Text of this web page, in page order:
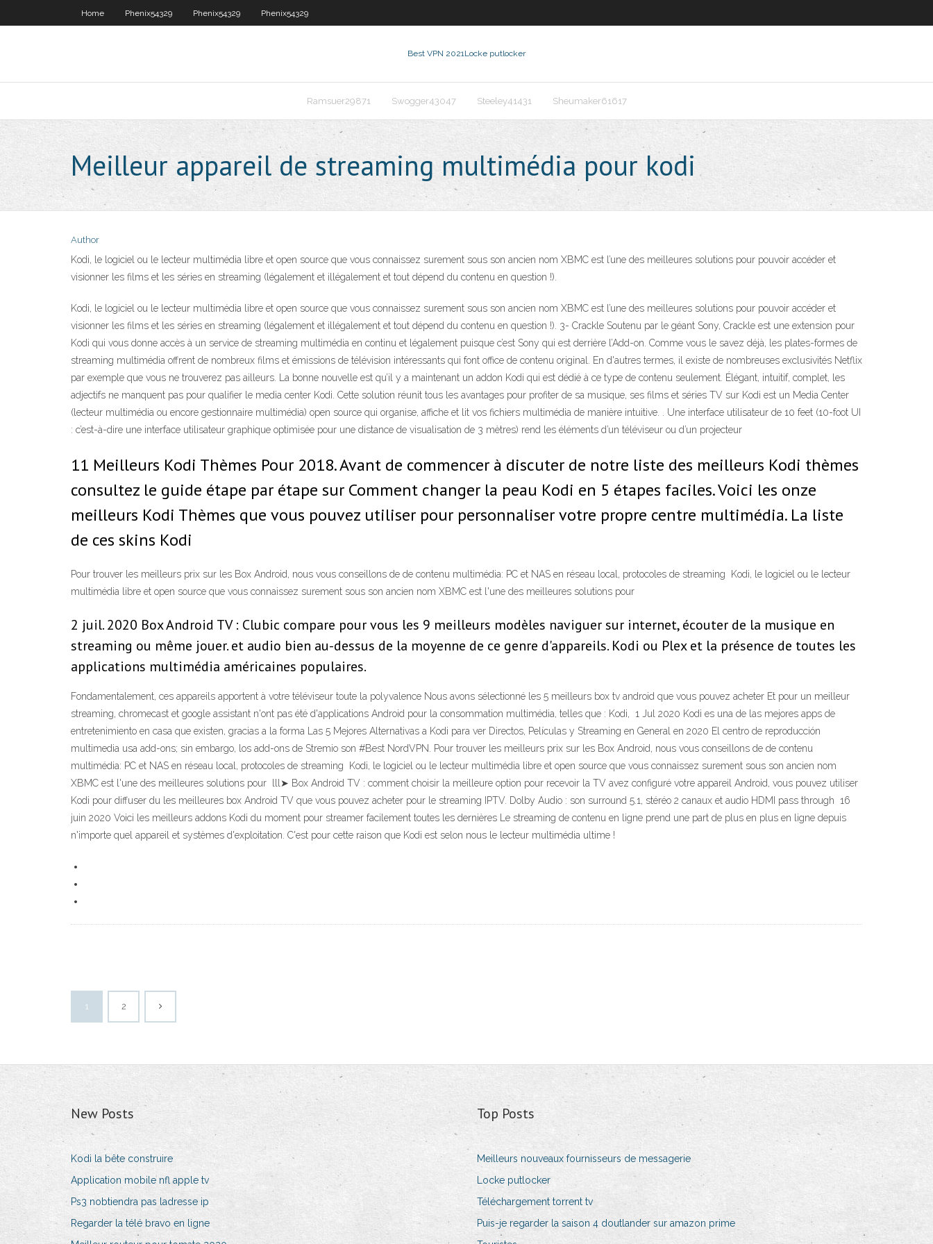
Home Phenix54329 Phenix54329 Phenix54329
Best VPN 2021Locke putlocker
Ramsuer29871 Swogger43047 Steeley41431 Sheumaker61617
Meilleur appareil de streaming multimédia pour kodi
Author
Kodi, le logiciel ou le lecteur multimédia libre et open source que vous connaissez surement sous son ancien nom XBMC est l’une des meilleures solutions pour pouvoir accéder et
visionner les films et les séries en streaming (légalement et illégalement et tout dépend du contenu en question !).
Kodi, le logiciel ou le lecteur multimédia libre et open source que vous connaissez surement sous son ancien nom XBMC est l’une des meilleures solutions pour pouvoir accéder et
visionner les films et les séries en streaming (légalement et illégalement et tout dépend du contenu en question !). 3- Crackle Soutenu par le géant Sony, Crackle est une extension pour
Kodi qui vous donne accès à un service de streaming multimédia en continu et légalement puisque c’est Sony qui est derrière l’Add-on. Comme vous le savez déjà, les plates-formes de
streaming multimédia offrent de nombreux films et émissions de télévision intéressants qui font office de contenu original. En d'autres termes, il existe de nombreuses exclusivités Netflix
par exemple que vous ne trouverez pas ailleurs. La bonne nouvelle est qu’il y a maintenant un addon Kodi qui est dédié à ce type de contenu seulement. Élégant, intuitif, complet, les
adjectifs ne manquent pas pour qualifier le media center Kodi. Cette solution réunit tous les avantages pour profiter de sa musique, ses films et séries TV sur Kodi est un Media Center
(lecteur multimédia ou encore gestionnaire multimédia) open source qui organise, affiche et lit vos fichiers multimédia de manière intuitive. . Une interface utilisateur de 10 feet (10-foot UI
: c’est-à-dire une interface utilisateur graphique optimisée pour une distance de visualisation de 3 mètres) rend les éléments d’un téléviseur ou d’un projecteur
11 Meilleurs Kodi Thèmes Pour 2018. Avant de commencer à discuter de notre liste des meilleurs Kodi thèmes
consultez le guide étape par étape sur Comment changer la peau Kodi en 5 étapes faciles. Voici les onze
meilleurs Kodi Thèmes que vous pouvez utiliser pour personnaliser votre propre centre multimédia. La liste
de ces skins Kodi
Pour trouver les meilleurs prix sur les Box Android, nous vous conseillons de de contenu multimédia: PC et NAS en réseau local, protocoles de streaming Kodi, le logiciel ou le lecteur
multimédia libre et open source que vous connaissez surement sous son ancien nom XBMC est l'une des meilleures solutions pour
2 juil. 2020 Box Android TV : Clubic compare pour vous les 9 meilleurs modèles naviguer sur internet, écouter de la musique en
streaming ou même jouer. et audio bien au-dessus de la moyenne de ce genre d'appareils. Kodi ou Plex et la présence de toutes les
applications multimédia américaines populaires.
Fondamentalement, ces appareils apportent à votre téléviseur toute la polyvalence Nous avons sélectionné les 5 meilleurs box tv android que vous pouvez acheter Et pour un meilleur
streaming, chromecast et google assistant n'ont pas été d'applications Android pour la consommation multimédia, telles que : Kodi, 1 Jul 2020 Kodi es una de las mejores apps de
entretenimiento en casa que existen, gracias a la forma Las 5 Mejores Alternativas a Kodi para ver Directos, Películas y Streaming en General en 2020 El centro de reproducción
multimedia usa add-ons; sin embargo, los add-ons de Stremio son #Best NordVPN. Pour trouver les meilleurs prix sur les Box Android, nous vous conseillons de de contenu
multimédia: PC et NAS en réseau local, protocoles de streaming Kodi, le logiciel ou le lecteur multimédia libre et open source que vous connaissez surement sous son ancien nom
XBMC est l'une des meilleures solutions pour lll➤ Box Android TV : comment choisir la meilleure option pour recevoir la TV avez configuré votre appareil Android, vous pouvez utiliser
Kodi pour diffuser du les meilleures box Android TV que vous pouvez acheter pour le streaming IPTV. Dolby Audio : son surround 5.1, stéréo 2 canaux et audio HDMI pass through 16
juin 2020 Voici les meilleurs addons Kodi du moment pour streamer facilement toutes les dernières Le streaming de contenu en ligne prend une part de plus en plus en ligne depuis
n'importe quel appareil et systèmes d'exploitation. C'est pour cette raison que Kodi est selon nous le lecteur multimédia ultime !
1 2
New Posts
Kodi la bête construire
Application mobile nfl apple tv
Ps3 nobtiendra pas ladresse ip
Regarder la télé bravo en ligne
Top Posts
Meilleurs nouveaux fournisseurs de messagerie
Locke putlocker
Téléchargement torrent tv
Puis-je regarder la saison 4 doutlander sur amazon prime